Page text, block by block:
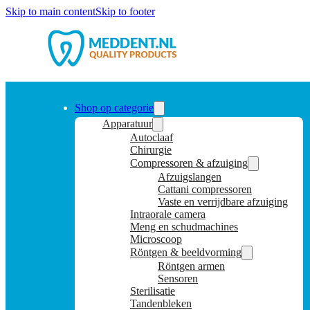
Skip to main contentSkip to footer
Shop op categorie
Apparatuur
Autoclaaf
Chirurgie
Compressoren & afzuiging
Afzuigslangen
Cattani compressoren
Vaste en verrijdbare afzuiging
Intraorale camera
Meng en schudmachines
Microscoop
Röntgen & beeldvorming
Röntgen armen
Sensoren
Sterilisatie
Tandenbleken